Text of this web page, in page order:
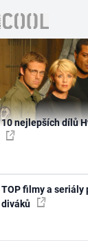
10 nejlepších dílů
TOP filmy a seriály
diváků